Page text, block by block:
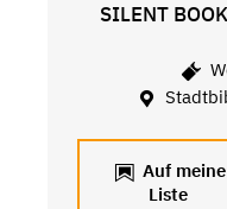
SILENT
Auf meine
Liste